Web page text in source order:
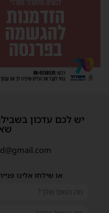
יש לכם עדכון
או שילחו אלינו פנייה